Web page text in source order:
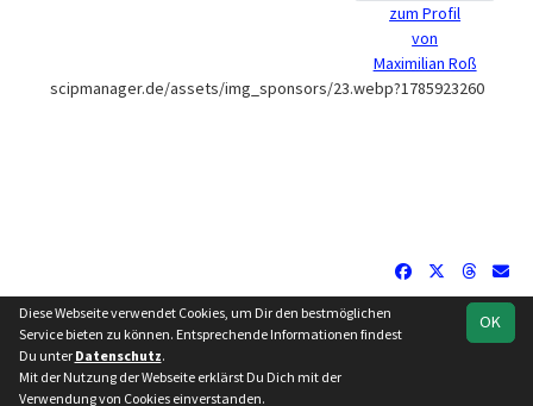
zum Profil
von
Maximilian Roß
scipmanager.de/assets/img_sponsors/23.webp?1785923260
soccero.de
Besucherstatistik Impressum Datenschutz
OK
Diese Webseite verwendet Cookies, um Dir den bestmöglichen
Service bieten zu können. Entsprechende Informationen findest
Du unter Datenschutz.
Mit der Nutzung der Webseite erklärst Du Dich mit der
Verwendung von Cookies einverstanden.